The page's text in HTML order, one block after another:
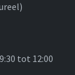
tot 12:00